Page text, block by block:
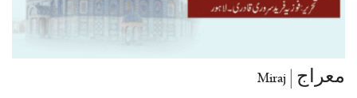
معراج | Miraj